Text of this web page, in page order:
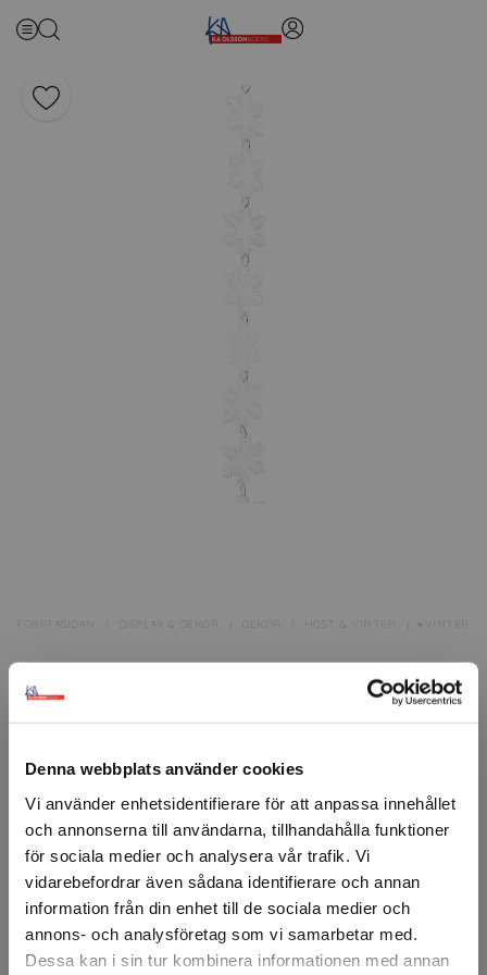
Denna webbplats använder cookies
Vi använder enhetsidentifierare för att anpassa innehållet
och annonserna till användarna, tillhandahålla funktioner
för sociala medier och analysera vår trafik. Vi
vidarebefordrar även sådana identifierare och annan
information från din enhet till de sociala medier och
annons- och analysföretag som vi samarbetar med.
Dessa kan i sin tur kombinera informationen med annan
FÖRSTASIDAN DISPLAY & DEKOR HÖST & VINTER ▸VINTER
Girlang, snökristall 180 cm
Girlang med snökristaller Längd: 180 cmFärg: VitMaterial:
Ansök om konto
Beskrivning